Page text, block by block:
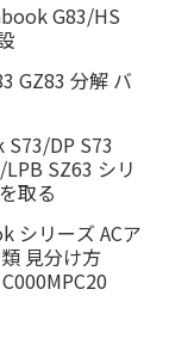
G83/HS
GZ83 分解 バ
DP S73
SZ63 シリ
取る
シリーズ ACア
見分け方